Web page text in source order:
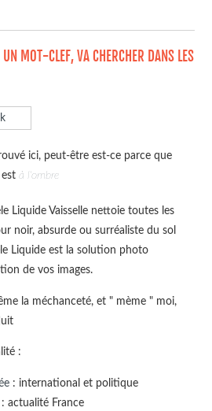
MOT-CLEF, VA CHERCHER DANS LES
ici, peut-être est-ce parce que
à l'ombre
Liquide Vaisselle nettoie toutes les
noir, absurde ou surréaliste du sol
Liquide est la solution photo
de vos images.
la méchanceté, et " mème " moi,
:
: international et politique
actualité France